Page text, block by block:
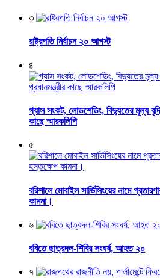
৩
রাষ্ট্রপতি নির্বাচন ২০ আগস্ট
৪
গ্যাস সংকট, লোডশেডিং, বিদ্যুতের মূল্য
কাছে স্মারকলিপি
৫
বরিশালে মোবাইল সার্ভিসিংয়ের নামে
কামনা।
৬
ববিতে ছাত্রদল-শিবির সংঘর্ষ, আহত ২০
৭